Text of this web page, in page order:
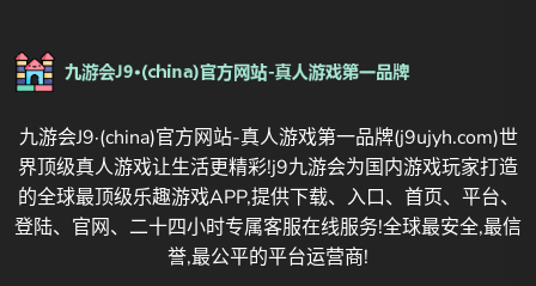
九游会J9·(china)官方网站-真人游戏第一品牌(j9ujyh.com)世
界顶级真人游戏让生活更精彩!j9九游会为国内游戏玩家打造
的全球最顶级乐趣游戏APP,提供下载、入口、首页、平台、
登陆、官网、二十四小时专属客服在线服务!全球最安全,最信
誉,最公平的平台运营商!